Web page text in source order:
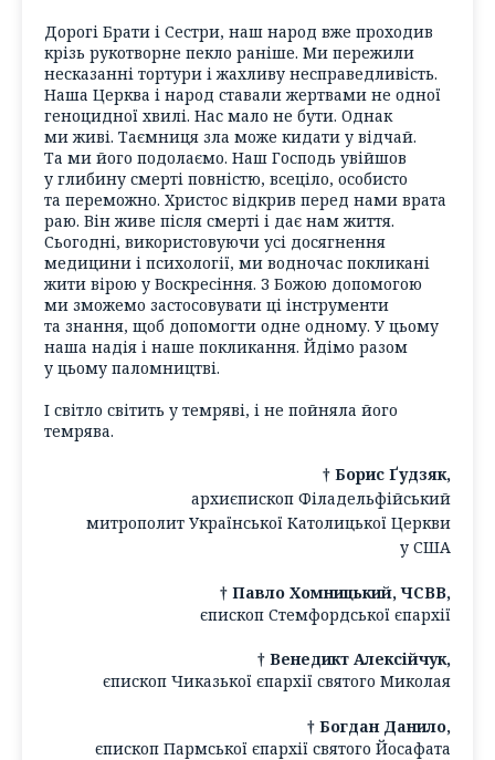
Дорогі Брати і Сестри, наш народ вже проходив
крізь рукотворне пекло раніше. Ми пережили
несказанні тортури і жахливу несправедливість.
Наша Церква і народ ставали жертвами не одної
геноцидної хвилі. Нас мало не бути. Однак
ми живі. Таємниця зла може кидати у відчай.
Та ми його подолаємо. Наш Господь увійшов
у глибину смерті повністю, всеціло, особисто
та переможно. Христос відкрив перед нами врата
раю. Він живе після смерті і дає нам життя.
Сьогодні, використовуючи усі досягнення
медицини і психології, ми водночас покликані
жити вірою у Воскресіння. З Божою допомогою
ми зможемо застосовувати ці інструменти
та знання, щоб допомогти одне одному. У цьому
наша надія і наше покликання. Йдімо разом
у цьому паломництві.
І світло світить у темряві, і не пойняла його
темрява.
† Борис Ґудзяк,
архиєпископ Філадельфійський
митрополит Української Католицької Церкви
у США
† Павло Хомницький, ЧСВВ,
єпископ Стемфордської єпархії
† Венедикт Алексійчук,
єпископ Чиказької єпархії святого Миколая
† Богдан Данило,
єпископ Пармської єпархії святого Йосафата